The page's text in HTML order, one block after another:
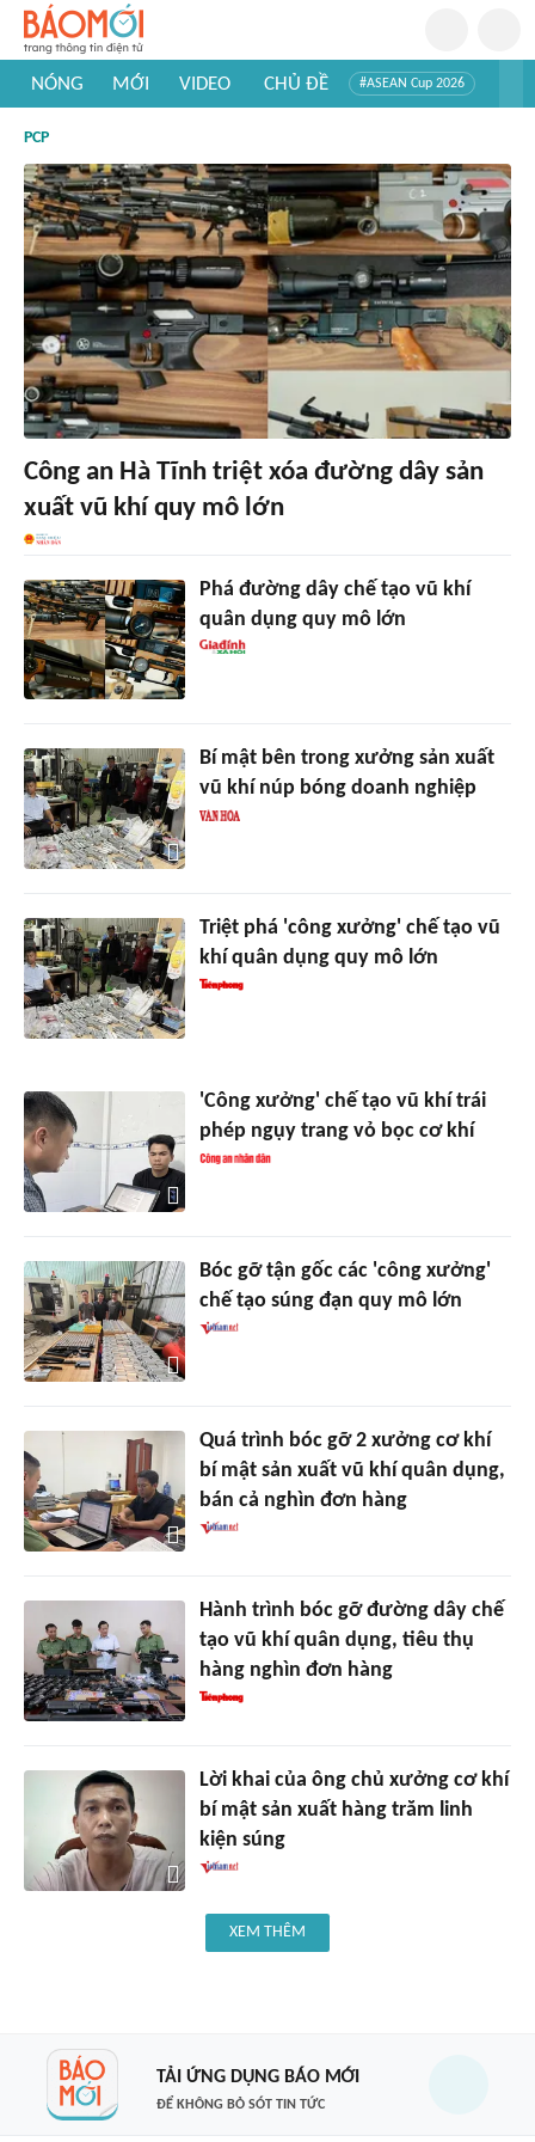
NÓNG MỚI VIDEO CHỦ ĐỀ #ASEAN Cup 2026
#Khám phá thế giới
PCP
Công an Hà Tĩnh triệt xóa đường dây sản
xuất vũ khí quy mô lớn
Phá đường dây chế tạo vũ khí
quân dụng quy mô lớn
Bí mật bên trong xưởng sản xuất
vũ khí núp bóng doanh nghiệp
Triệt phá 'công xưởng' chế tạo vũ
khí quân dụng quy mô lớn
'Công xưởng' chế tạo vũ khí trái
phép ngụy trang vỏ bọc cơ khí
Bóc gỡ tận gốc các 'công xưởng'
chế tạo súng đạn quy mô lớn
Quá trình bóc gỡ 2 xưởng cơ khí
bí mật sản xuất vũ khí quân dụng,
bán cả nghìn đơn hàng
Hành trình bóc gỡ đường dây chế
tạo vũ khí quân dụng, tiêu thụ
hàng nghìn đơn hàng
Lời khai của ông chủ xưởng cơ khí
bí mật sản xuất hàng trăm linh
kiện súng
XEM THÊM
TẢI ỨNG DỤNG BÁO MỚI
ĐỂ KHÔNG BỎ SÓT TIN TỨC